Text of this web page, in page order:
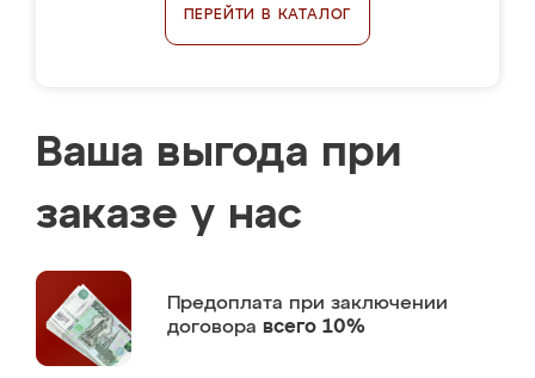
ПЕРЕЙТИ В КАТАЛОГ
Ваша выгода при
заказе у нас
Предоплата при заключении
договора всего 10%